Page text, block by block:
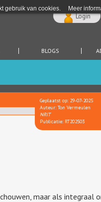
gebruik van cookies. Meer
Login
BLOGS
Geplaatst op: 29-07-2025
Auteur: Ton Vermeulen
NRIT
Publicatie: RT202503
maar als integraal